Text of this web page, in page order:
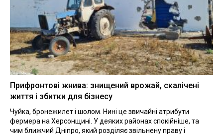
Прифронтові жнива: знищений врожай, скалічені
життя і збитки для бізнесу
Чуйка, бронежилет і шолом. Нині це звичайні атрибути
фермера на Херсонщині. У деяких районах спокійніше, та
чим ближчий Дніпро, який розділяє звільнену праву і